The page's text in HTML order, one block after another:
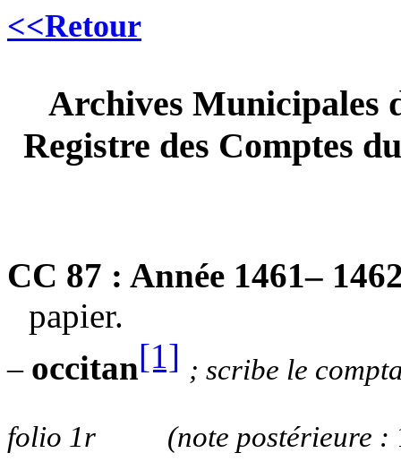
<<Retour
Archives Municipales
Registre des Comptes
CC 87 : Année 1461–
papier.
– occitan[1] ; scribe le
folio 1r (note postérieure :